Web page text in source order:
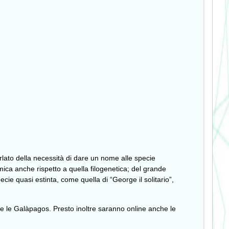
della necessità di dare un nome alle specie
anche rispetto a quella filogenetica; del grande
quasi estinta, come quella di “George il solitario”,
le Galàpagos. Presto inoltre saranno online anche le